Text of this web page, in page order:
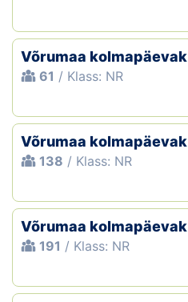
Võrumaa kolmapäevak
61 / Klass: NR
Võrumaa kolmapäevak
138 / Klass: NR
Võrumaa kolmapäevak
191 / Klass: NR